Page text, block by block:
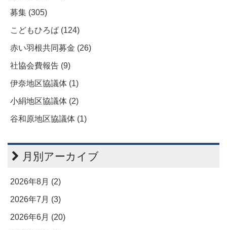
募集 (305)
こどもひろば (124)
赤い羽根共同募金 (26)
社協会費報告 (9)
伊奈地区協議体 (1)
小絹地区協議体 (2)
谷和原地区協議体 (1)
月別アーカイブ
2026年8月 (2)
2026年7月 (3)
2026年6月 (20)